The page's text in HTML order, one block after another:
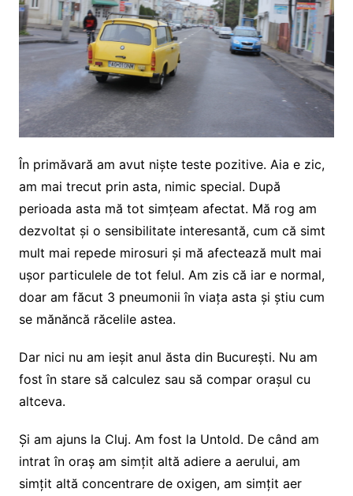
În primăvară am avut niște teste pozitive. Aia e zic,
am mai trecut prin asta, nimic special. După
perioada asta mă tot simțeam afectat. Mă rog am
dezvoltat și o sensibilitate interesantă, cum că simt
mult mai repede mirosuri și mă afectează mult mai
ușor particulele de tot felul. Am zis că iar e normal,
doar am făcut 3 pneumonii în viața asta și știu cum
se mănăncă răcelile astea.
Dar nici nu am ieșit anul ăsta din București. Nu am
fost în stare să calculez sau să compar orașul cu
altceva.
Și am ajuns la Cluj. Am fost la Untold. De când am
intrat în oraș am simțit altă adiere a aerului, am
simțit altă concentrare de oxigen, am simțit aer